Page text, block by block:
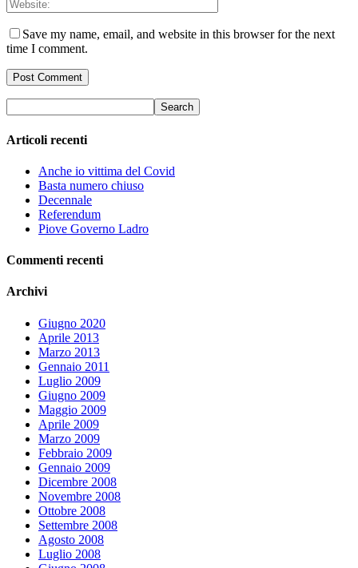
Save my name, email, and website in this browser for the next
time I comment.
Articoli recenti
Anche io vittima del Covid
Basta numero chiuso
Decennale
Referendum
Piove Governo Ladro
Commenti recenti
Archivi
Giugno 2020
Aprile 2013
Marzo 2013
Gennaio 2011
Luglio 2009
Giugno 2009
Maggio 2009
Aprile 2009
Marzo 2009
Febbraio 2009
Gennaio 2009
Dicembre 2008
Novembre 2008
Ottobre 2008
Settembre 2008
Agosto 2008
Luglio 2008